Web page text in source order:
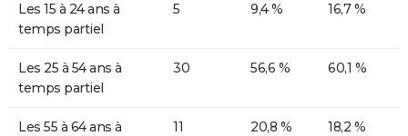
Les 15 à 24 ans à
temps partiel
5 9,4 % 16,7 %
Les 25 à 54 ans à
temps partiel
30 56,6 % 60,1 %
Les 55 à 64 ans à
11 20,8 % 18,2 %